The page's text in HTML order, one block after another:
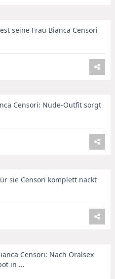
seine Frau Bianca Censori
Censori: Nude-Outfit sorgt
sie Censori komplett nackt
Censori: Nach Oralsex
in ...